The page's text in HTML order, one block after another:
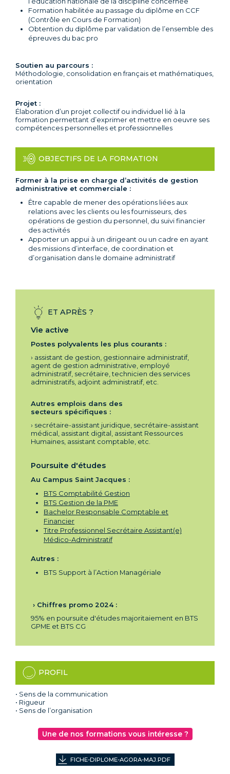
Formation habilitée au passage du diplôme en CCF
(Contrôle en Cours de Formation)
Obtention du diplôme par validation de l’ensemble des
épreuves du bac pro
Soutien au parcours :
Méthodologie, consolidation en français et mathématiques,
orientation
Projet :
Élaboration d’un projet collectif ou individuel lié à la
formation permettant d’exprimer et mettre en oeuvre ses
compétences personnelles et professionnelles
OBJECTIFS DE LA FORMATION
Former à la prise en charge d’activités de gestion
administrative et commerciale :
Être capable de mener des opérations liées aux
relations avec les clients ou les fournisseurs, des
opérations de gestion du personnel, du suivi financier
des activités
Apporter un appui à un dirigeant ou un cadre en ayant
des missions d’interface, de coordination et
d’organisation dans le domaine administratif
ET APRÈS ?
Vie active
Postes polyvalents les plus courants :
› assistant de gestion, gestionnaire administratif,
agent de gestion administrative, employé
administratif, secrétaire, technicien des services
administratifs, adjoint administratif, etc.
Autres emplois dans des
secteurs spécifiques :
› secrétaire-assistant juridique, secrétaire-assistant
médical, assistant digital, assistant Ressources
Humaines, assistant comptable, etc.
Poursuite d'études
Au Campus Saint Jacques :
BTS Comptabilité Gestion
BTS Gestion de la PME
Bachelor Responsable Comptable et
Financier
Titre Professionnel Secrétaire Assistant(e)
Médico-Administratif
Autres :
BTS Support à l’Action Managériale
› Chiffres promo 2024 :
95% en poursuite d'études majoritaiement en BTS
GPME et BTS CG
PROFIL
• Sens de la communication
• Rigueur
• Sens de l’organisation
Une de nos formations vous intéresse ?
FICHE-DIPLOME-AGORA-MAJ.PDF